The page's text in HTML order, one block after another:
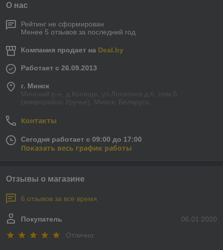
О нас
Рейтинг не сформирован
Менее 5 отзывов за последний год
Компания продает на Deal.by
Работает с 26.09.2013
г. Минск
Минский р-н, д.Копище, ул.Лопатина д.6, пом.5
(микрорайон Уручье), Минск, Беларусь
Контакты
Сегодня работает с 09:00 до 17:00
Показать весь график работы
Отзывы о магазине
6 отзывов за всё время
06.01.2020
Покупатель
Отлично